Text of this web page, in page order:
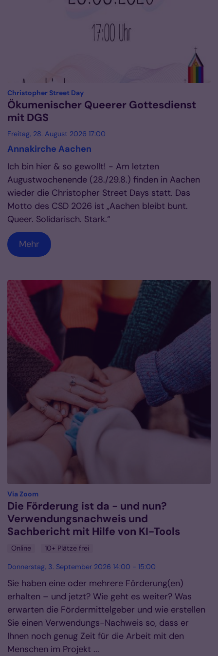
Christopher Street Day:
Ökumenischer Queerer Gottesdienst
mit DGS
Freitag, 28. August 2026 17:00
Annakirche Aachen
Ich bin hier & so gewollt! - Am letzten
Augustwochenende (28./29.8.) finden in Aachen
wieder die Christopher Street Days statt. Das
Motto des CSD 2026 ist „Aachen bleibt bunt.
Queer. Solidarisch. Stark.“
Mehr
Via Zoom:
Die Förderung ist da - und nun?
Verwendungsnachweis und
Sachbericht mit Hilfe von KI-Tools
Online 10+ Plätze frei
Donnerstag, 3. September 2026 14:00 - 15:00
Sie haben eine oder mehrere Förderung(en)
erhalten – und jetzt? Wie geht es weiter? Was
erwarten die Fördermittelgeber und wie erstellen
Sie einen Verwendungs-Nachweis so, dass er
Ihnen noch genug Zeit für die Arbeit mit den
Menschen im Projekt ...